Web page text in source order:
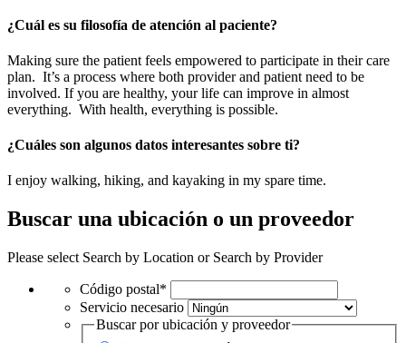
¿Cuál es su filosofía de atención al paciente?
Making sure the patient feels empowered to participate in their care
plan. It’s a process where both provider and patient need to be
involved. If you are healthy, your life can improve in almost
everything. With health, everything is possible.
¿Cuáles son algunos datos interesantes sobre ti?
I enjoy walking, hiking, and kayaking in my spare time.
Buscar una ubicación o un proveedor
Please select Search by Location or Search by Provider
Código postal*
Servicio necesario
Buscar por ubicación y proveedor